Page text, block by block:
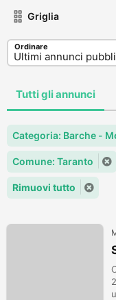
Griglia
Ordinare
Tutti gli annunci
Categoria: Barche -
Comune: Taranto
Rimuovi tutto